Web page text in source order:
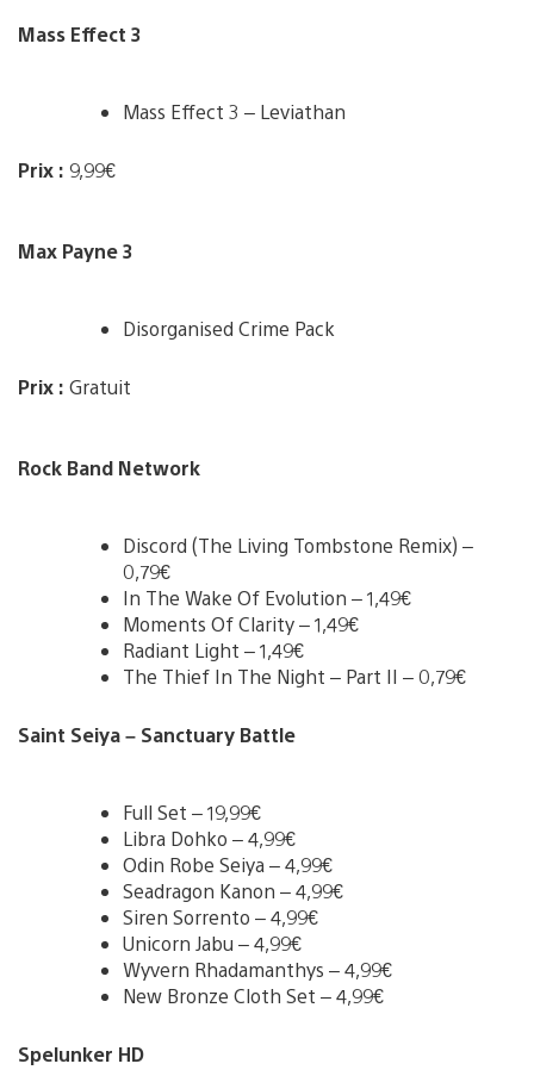
Mass Effect 3
Mass Effect 3 – Leviathan
Prix : 9,99€
Max Payne 3
Disorganised Crime Pack
Prix : Gratuit
Rock Band Network
Discord (The Living Tombstone Remix) –
0,79€
In The Wake Of Evolution – 1,49€
Moments Of Clarity – 1,49€
Radiant Light – 1,49€
The Thief In The Night – Part II – 0,79€
Saint Seiya – Sanctuary Battle
Full Set – 19,99€
Libra Dohko – 4,99€
Odin Robe Seiya – 4,99€
Seadragon Kanon – 4,99€
Siren Sorrento – 4,99€
Unicorn Jabu – 4,99€
Wyvern Rhadamanthys – 4,99€
New Bronze Cloth Set – 4,99€
Spelunker HD